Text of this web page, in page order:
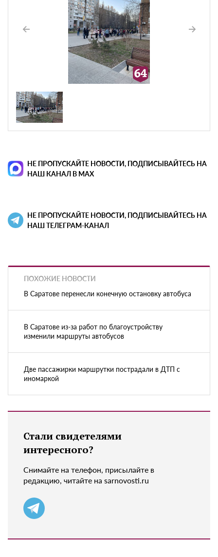
НЕ ПРОПУСКАЙТЕ НОВОСТИ, ПОДПИСЫВАЙТЕСЬ НА
НАШ КАНАЛ В MAX
НЕ ПРОПУСКАЙТЕ НОВОСТИ, ПОДПИСЫВАЙТЕСЬ НА
НАШ ТЕЛЕГРАМ-КАНАЛ
ПОХОЖИЕ НОВОСТИ
В Саратове перенесли конечную остановку автобуса
В Саратове из-за работ по благоустройству
изменили маршруты автобусов
Две пассажирки маршрутки пострадали в ДТП с
иномаркой
Стали свидетелями
интересного?
Снимайте на телефон, присылайте в
редакцию, читайте на sarnovosti.ru